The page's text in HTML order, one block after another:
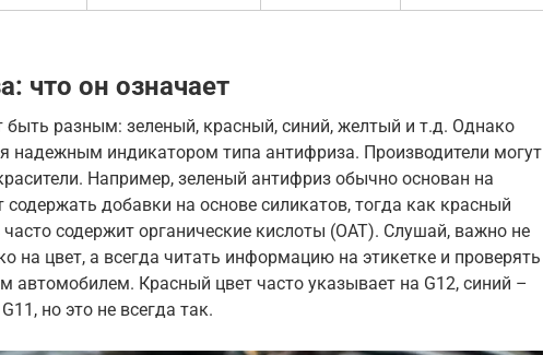
что он означает
разным: зеленый, красный, синий, желтый и т.д. Однако
надежным индикатором типа антифриза. Производители могут
Например, зеленый антифриз обычно основан на
содержать добавки на основе силикатов, тогда как красный
содержит органические кислоты (OAT). Слушай, важно не
на цвет, а всегда читать информацию на этикетке и проверять
автомобилем. Красный цвет часто указывает на G12, синий –
но это не всегда так.